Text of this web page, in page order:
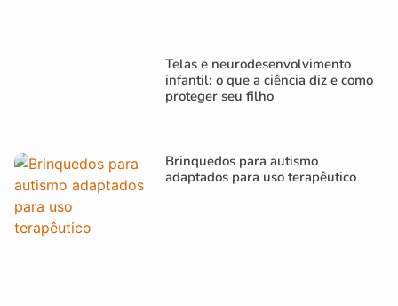
Telas e neurodesenvolvimento
infantil: o que a ciência diz e como
proteger seu filho
Brinquedos para autismo
adaptados para uso terapêutico